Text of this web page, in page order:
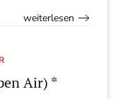
weiterlesen
Air) *